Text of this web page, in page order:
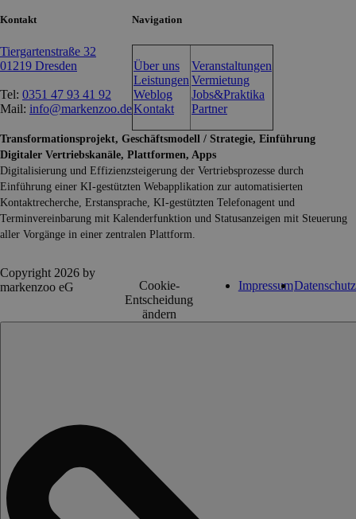
Kontakt
Tiergartenstraße 32
01219 Dresden
Tel: 0351 47 93 41 92
Mail: info@markenzoo.de
Navigation
Über uns
Leistungen
Weblog
Kontakt
Veranstaltungen
Vermietung
Jobs&Praktika
Partner
Transformationsprojekt, Geschäftsmodell / Strategie, Einführung
Digitaler Vertriebskanäle, Plattformen, Apps
Digitalisierung und Effizienzsteigerung der Vertriebsprozesse durch
Einführung einer KI-gestützten Webapplikation zur automatisierten
Kontaktrecherche, Erstansprache, KI-gestützten Telefonagent und
Terminvereinbarung mit Kalenderfunktion und Statusanzeigen mit Steuerung
aller Vorgänge in einer zentralen Plattform.
Copyright 2026 by
markenzoo eG
Cookie-
Entscheidung
ändern
ImpressumDatenschutz